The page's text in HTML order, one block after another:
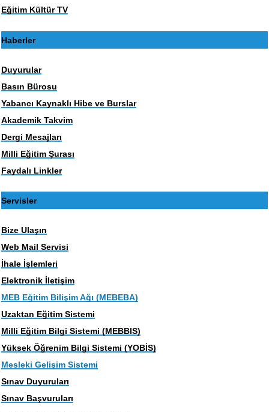
Eğitim Kültür TV
Haberler
Duyurular
Basın Bürosu
Yabancı Kaynaklı Hibe ve Burslar
Akademik Takvim
Dergi Mesajları
Milli Eğitim Şurası
Faydalı Linkler
Servisler
Bize Ulaşın
Web Mail Servisi
İhale İşlemleri
Elektronik İletişim
MEB Eğitim Bilişim Ağı (MEBEBA)
Uzaktan Eğitim Sistemi
Milli Eğitim Bilgi Sistemi (MEBBIS)
Yüksek Öğrenim Bilgi Sistemi (YOBİS)
Mesleki Gelişim Sistemi
Sınav Duyuruları
Sınav Başvuruları